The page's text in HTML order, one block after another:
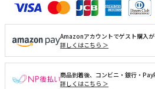
Amazonアカウントでゲスト購入が
詳しくはこちら ＞
商品到着後、コンビニ・銀行・
詳しくはこちら ＞